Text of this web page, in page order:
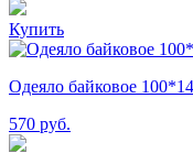
Купить
Одеяло байковое
570 руб.